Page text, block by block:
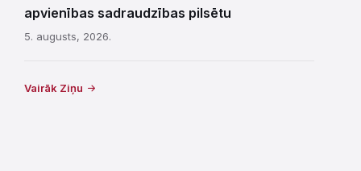
apvienības sadraudzības pilsētu
5. augusts, 2026.
Vairāk Ziņu